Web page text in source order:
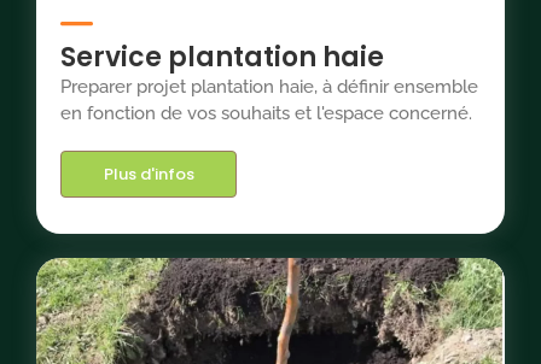
Service plantation haie
Preparer projet plantation haie, à définir ensemble
en fonction de vos souhaits et l'espace concerné.
Plus d'infos